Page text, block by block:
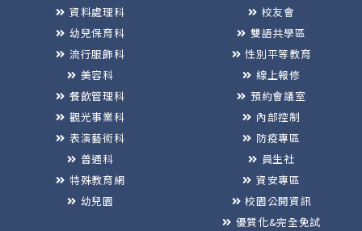
資料處理科
幼兒保育科
流行服飾科
美容科
餐飲管理科
觀光事業科
表演藝術科
普通科
特殊教育網
幼兒園
校友會
雙語共學區
性別平等教育
線上報修
預約會議室
內部控制
防疫專區
員生社
資安專區
校園公開資訊
優質化&完全免試